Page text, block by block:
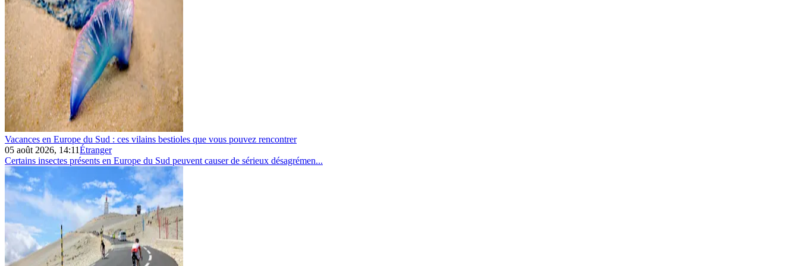
Vacances en Europe du Sud : ces vilains bestioles que vous pouvez rencontrer
05 août 2026, 14:11Étranger
Certains insectes présents en Europe du Sud peuvent causer de sérieux désagrémen...